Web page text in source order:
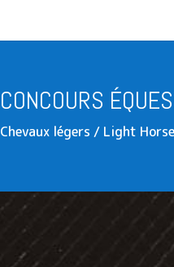
CONCOURS
Chevaux légers / Light